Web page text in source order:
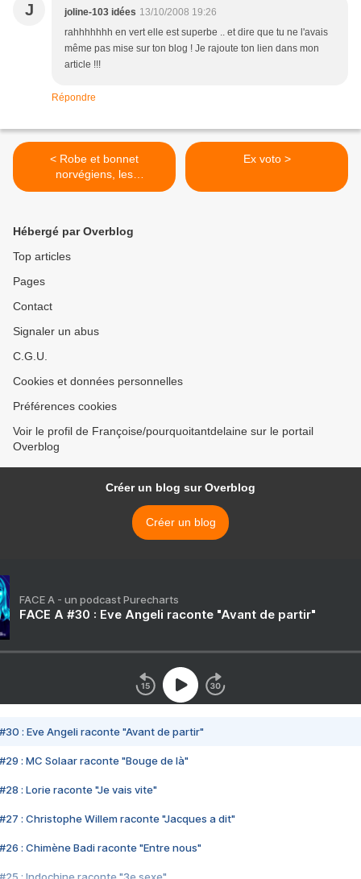
J joline-103 idées 13/10/2008 19:26
rahhhhhhh en vert elle est superbe .. et dire que tu ne l'avais
même pas mise sur ton blog ! Je rajoute ton lien dans mon
article !!!
Répondre
< Robe et bonnet
norvégiens, les
diagrammes
Ex voto >
Hébergé par Overblog
Top articles
Pages
Contact
Signaler un abus
C.G.U.
Cookies et données personnelles
Préférences cookies
Voir le profil de Françoise/pourquoitantdelaine sur le portail
Overblog
Créer un blog sur Overblog
Créer un blog
FACE A - un podcast Purecharts
FACE A #30 : Eve Angeli raconte "Avant de partir"
#30 : Eve Angeli raconte "Avant de partir"
#29 : MC Solaar raconte "Bouge de là"
#28 : Lorie raconte "Je vais vite"
#27 : Christophe Willem raconte "Jacques a dit"
#26 : Chimène Badi raconte "Entre nous"